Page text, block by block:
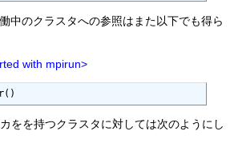
中のクラスタへの参照はまた以下でも得ら
with mpirun>
をを持つクラスタに対しては次のようにし